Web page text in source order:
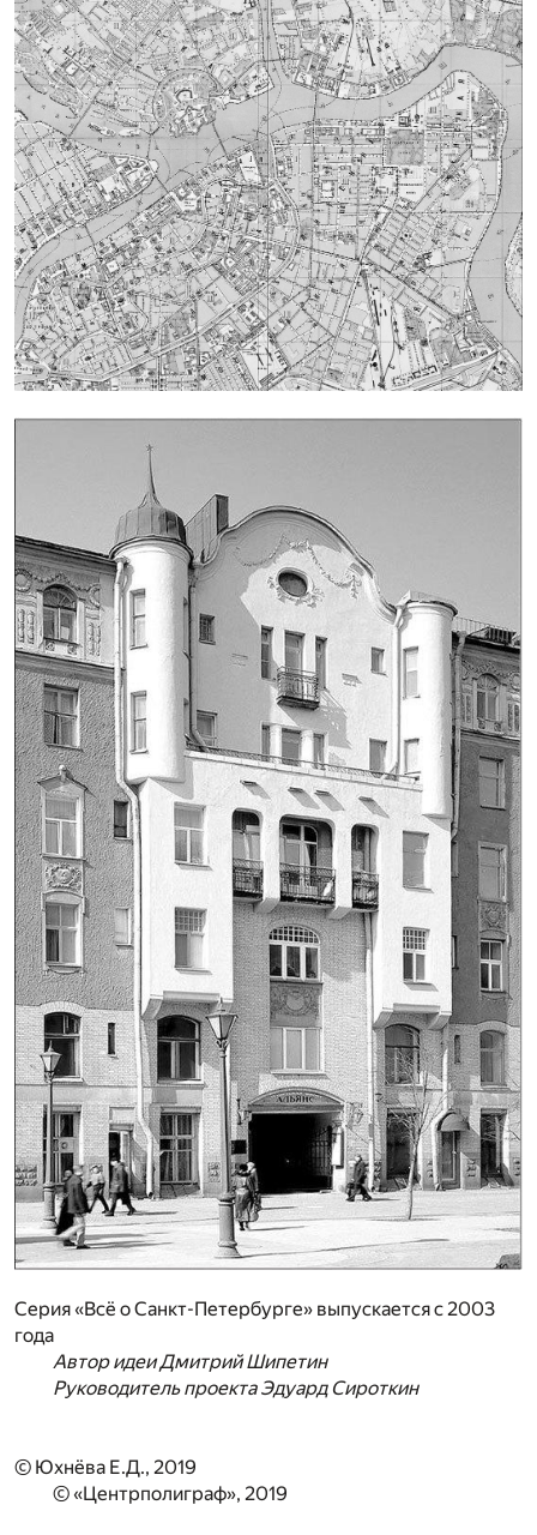
Серия «Всё о Санкт-Петербурге» выпускается с 2003
года
Автор идеи Дмитрий Шипетин
Руководитель проекта Эдуард Сироткин
© Юхнёва Е.Д., 2019
© «Центрполиграф», 2019